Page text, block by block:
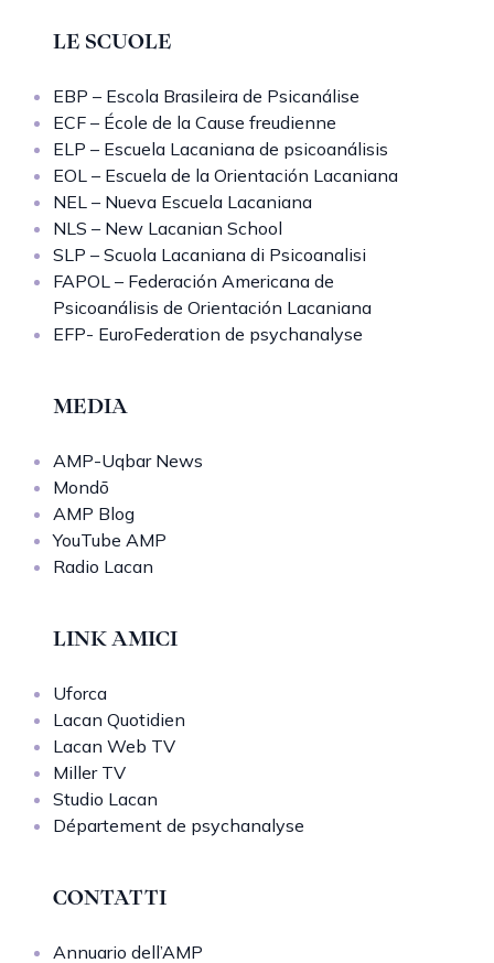
LE SCUOLE
EBP – Escola Brasileira de Psicanálise
ECF – École de la Cause freudienne
ELP – Escuela Lacaniana de psicoanálisis
EOL – Escuela de la Orientación Lacaniana
NEL – Nueva Escuela Lacaniana
NLS – New Lacanian School
SLP – Scuola Lacaniana di Psicoanalisi
FAPOL – Federación Americana de
Psicoanálisis de Orientación Lacaniana
EFP- EuroFederation de psychanalyse
MEDIA
AMP-Uqbar News
Mondō
AMP Blog
YouTube AMP
Radio Lacan
LINK AMICI
Uforca
Lacan Quotidien
Lacan Web TV
Miller TV
Studio Lacan
Département de psychanalyse
CONTATTI
Annuario dell’AMP